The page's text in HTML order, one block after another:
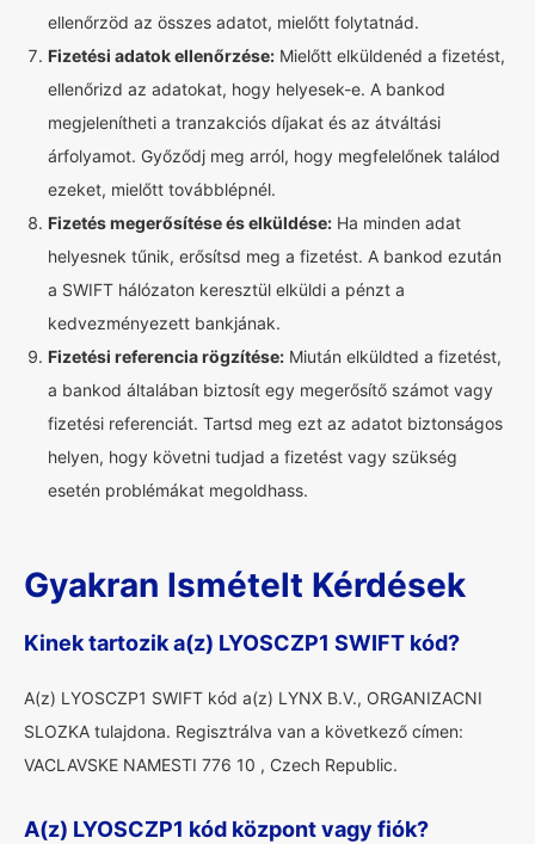
ellenőrzöd az összes adatot, mielőtt folytatnád.
Fizetési adatok ellenőrzése: Mielőtt elküldenéd a fizetést,
ellenőrizd az adatokat, hogy helyesek-e. A bankod
megjelenítheti a tranzakciós díjakat és az átváltási
árfolyamot. Győződj meg arról, hogy megfelelőnek találod
ezeket, mielőtt továbblépnél.
Fizetés megerősítése és elküldése: Ha minden adat
helyesnek tűnik, erősítsd meg a fizetést. A bankod ezután
a SWIFT hálózaton keresztül elküldi a pénzt a
kedvezményezett bankjának.
Fizetési referencia rögzítése: Miután elküldted a fizetést,
a bankod általában biztosít egy megerősítő számot vagy
fizetési referenciát. Tartsd meg ezt az adatot biztonságos
helyen, hogy követni tudjad a fizetést vagy szükség
esetén problémákat megoldhass.
Gyakran Ismételt Kérdések
Kinek tartozik a(z) LYOSCZP1 SWIFT kód?
A(z) LYOSCZP1 SWIFT kód a(z) LYNX B.V., ORGANIZACNI
SLOZKA tulajdona. Regisztrálva van a következő címen:
VACLAVSKE NAMESTI 776 10 , Czech Republic.
A(z) LYOSCZP1 kód központ vagy fiók?